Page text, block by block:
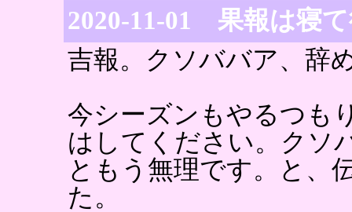
2020-11-01 果報は寝
吉報。クソババア、辞
今シーズンもやるつも
はしてください。クソ
ともう無理です。と、
た。